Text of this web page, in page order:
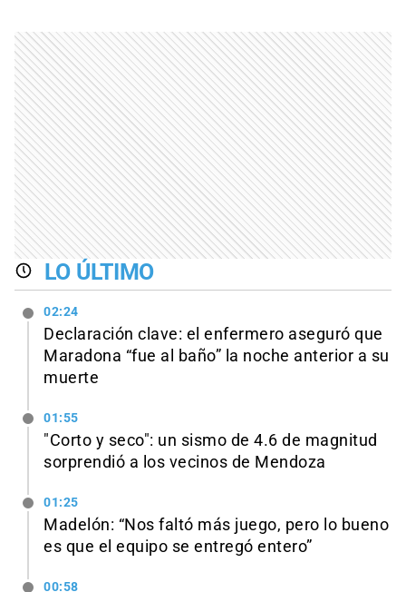
LO ÚLTIMO
02:24
Declaración clave: el enfermero aseguró que
Maradona “fue al baño” la noche anterior a su
muerte
01:55
"Corto y seco": un sismo de 4.6 de magnitud
sorprendió a los vecinos de Mendoza
01:25
Madelón: “Nos faltó más juego, pero lo bueno
es que el equipo se entregó entero”
00:58